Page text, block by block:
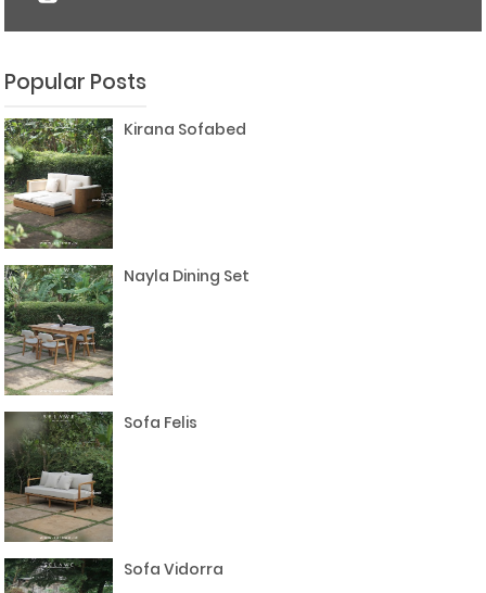
Popular Posts
Kirana Sofabed
Nayla Dining Set
Sofa Felis
Sofa Vidorra